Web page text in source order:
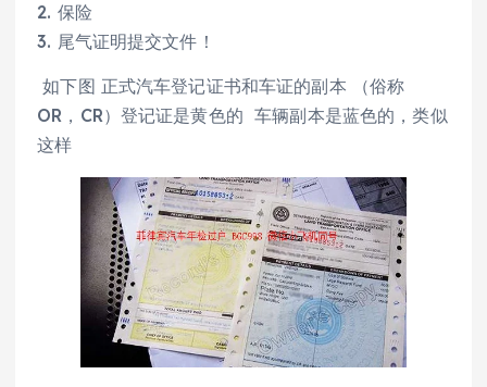
2. 保险
3. 尾气证明提交文件！
如下图 正式汽车登记证书和车证的副本 （俗称
OR，CR）登记证是黄色的 车辆副本是蓝色的，类似
这样